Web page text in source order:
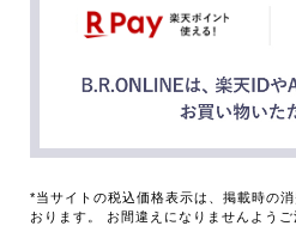
*当サイトの税込価格表示は、掲載時の
おります。 お間違えになりませんようご